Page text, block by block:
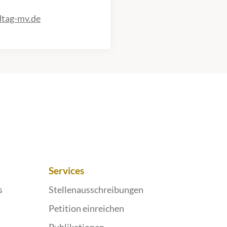
mv.de
Services
Stellenausschreibungen
Petition einreichen